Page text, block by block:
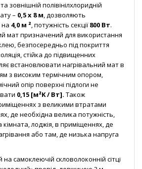
зовнішній полівінілхлоридній
– 0,5 х 8 м, дозволяють
на 4,0 м ², потужність секції800 Вт.
мат призначений для використання
безпосередньо під покриття
стійка до підвищенних
встановлювати нагрівальний мат в
з високим термічним опором,
опір поверхні підлоги не
0,15 [м²K / Вт]. Також
з великими втратами
де необхідна велика потужність,
лоджія, в приміщеннях, де
або там, де низька напруга
самоклеючій скловолоконній сітці